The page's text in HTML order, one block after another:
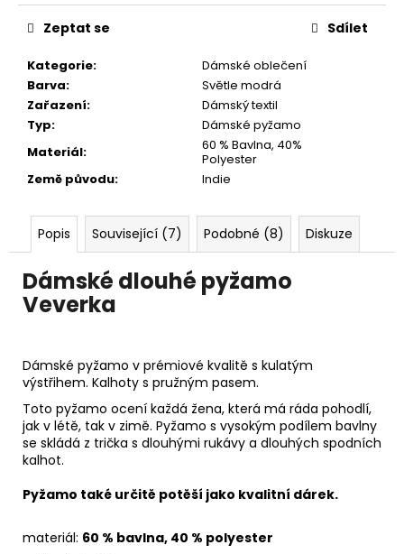
Kategorie:
Dámské oblečení
Barva:
Světle modrá
Zařazení:
Dámský textil
Typ:
Dámské pyžamo
Materiál:
60 % Bavlna, 40%
Polyester
Země původu: Indie
Zeptat se Sdílet
Popis Související (7) Podobné (8) Diskuze
Dámské dlouhé pyžamo
Veverka
Dámské pyžamo v prémiové kvalitě s kulatým
výstřihem. Kalhoty s pružným pasem.
Toto pyžamo ocení každá žena, která má ráda pohodlí,
jak v létě, tak v zimě. Pyžamo s vysokým podílem bavlny
se skládá z trička s dlouhými rukávy a dlouhých spodních
kalhot.
Pyžamo také určitě potěší jako kvalitní dárek.
materiál: 60 % bavlna, 40 % polyester